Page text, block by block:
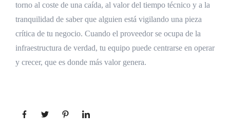
torno al coste de una caída, al valor del tiempo técnico y a la
tranquilidad de saber que alguien está vigilando una pieza
crítica de tu negocio. Cuando el proveedor se ocupa de la
infraestructura de verdad, tu equipo puede centrarse en operar
y crecer, que es donde más valor genera.